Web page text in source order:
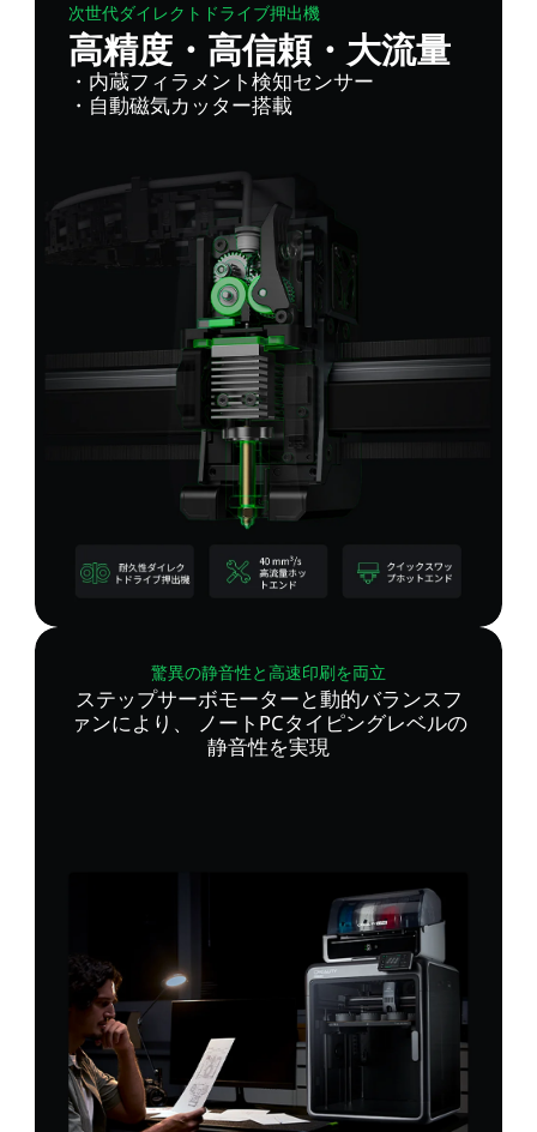
次世代ダイレクトドライブ押出機
高精度・高信頼・大流量
・内蔵フィラメント検知センサー
・自動磁気カッター搭載
驚異の静音性と高速印刷を両立
ステップサーボモーターと動的バランスフ
ァンにより、 ノートPCタイピングレベルの
静音性を実現